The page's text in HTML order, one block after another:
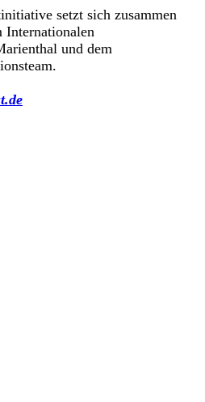
setzt sich zusammen
Internationalen
und dem